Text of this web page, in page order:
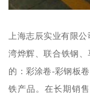
上海志辰实业有限
湾烨辉、联合铁钢
的：彩涂卷-彩钢板
铁产品。在长期销